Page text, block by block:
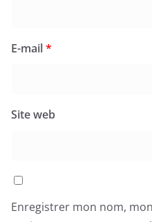
E-mail*
Site web
Enregistrer mon nom,